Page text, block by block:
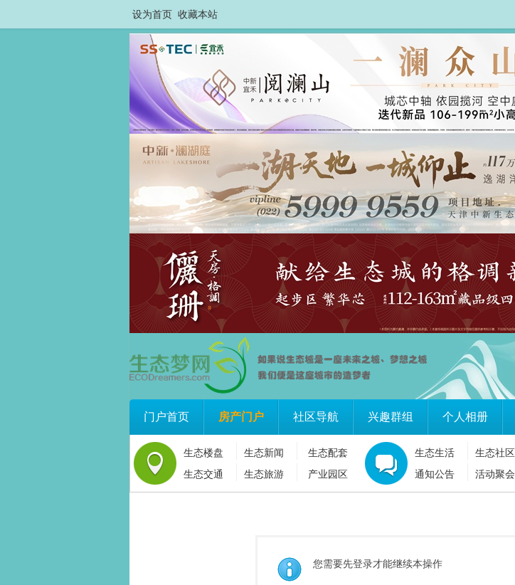
设为首页 收藏本站
门户首页 房产门户 社区导航 兴趣群组 个人相册
生态楼盘 生态新闻
生态配套
生态交通
生态旅游 产业园区
生态生活 生态社区
通知公告
活动聚会
您需要先登录才能继续本操作